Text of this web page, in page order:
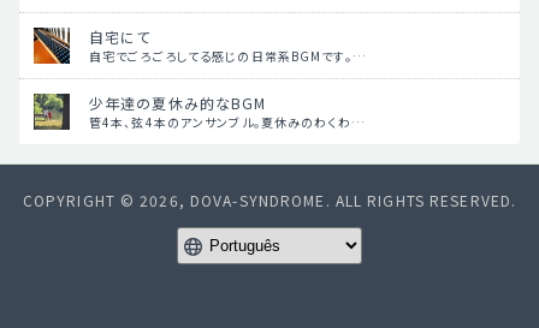
自宅にて
自宅でごろごろしてる感じの日常系BGMです。…
少年達の夏休み的なBGM
管4本、弦4本のアンサンブル。夏休みのわくわ…
COPYRIGHT © 2026, DOVA-SYNDROME. ALL RIGHTS RESERVED.